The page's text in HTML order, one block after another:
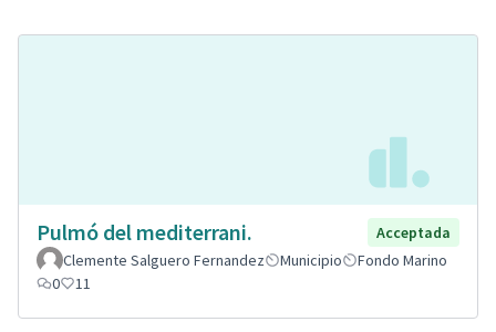
Pulmó del mediterrani.
Acceptada
Clemente Salguero Fernandez
Municipio
Fondo Marino
0
11